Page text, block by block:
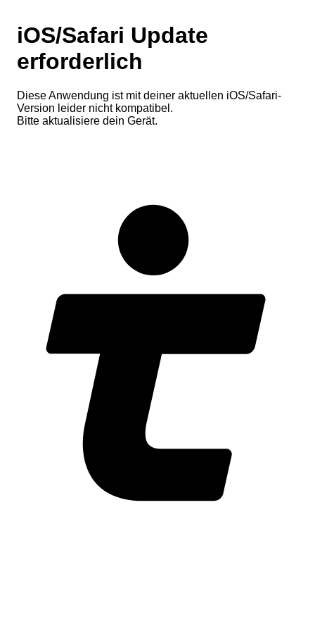
iOS/Safari Update
erforderlich
Diese Anwendung ist mit deiner aktuellen iOS/Safari-
Version leider nicht kompatibel.
Bitte aktualisiere dein Gerät.